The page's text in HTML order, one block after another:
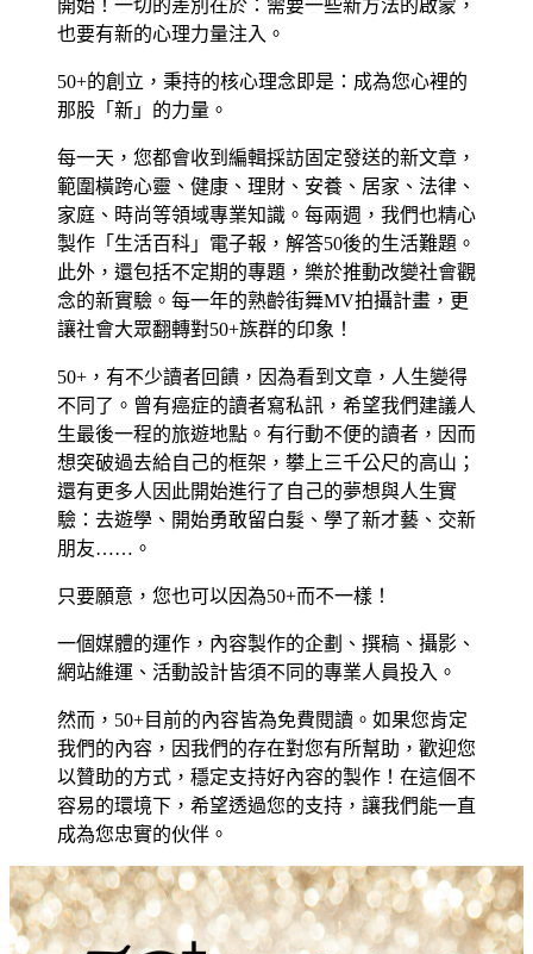
開始！一切的差別在於：需要一些新方法的啟蒙，
也要有新的心理力量注入。
50+的創立，秉持的核心理念即是：成為您心裡的
那股「新」的力量。
每一天，您都會收到編輯採訪固定發送的新文章，
範圍橫跨心靈、健康、理財、安養、居家、法律、
家庭、時尚等領域專業知識。每兩週，我們也精心
製作「生活百科」電子報，解答50後的生活難題。
此外，還包括不定期的專題，樂於推動改變社會觀
念的新實驗。每一年的熟齡街舞MV拍攝計畫，更
讓社會大眾翻轉對50+族群的印象！
50+，有不少讀者回饋，因為看到文章，人生變得
不同了。曾有癌症的讀者寫私訊，希望我們建議人
生最後一程的旅遊地點。有行動不便的讀者，因而
想突破過去給自己的框架，攀上三千公尺的高山；
還有更多人因此開始進行了自己的夢想與人生實
驗：去遊學、開始勇敢留白髮、學了新才藝、交新
朋友……。
只要願意，您也可以因為50+而不一樣！
一個媒體的運作，內容製作的企劃、撰稿、攝影、
網站維運、活動設計皆須不同的專業人員投入。
然而，50+目前的內容皆為免費閱讀。如果您肯定
我們的內容，因我們的存在對您有所幫助，歡迎您
以贊助的方式，穩定支持好內容的製作！在這個不
容易的環境下，希望透過您的支持，讓我們能一直
成為您忠實的伙伴。